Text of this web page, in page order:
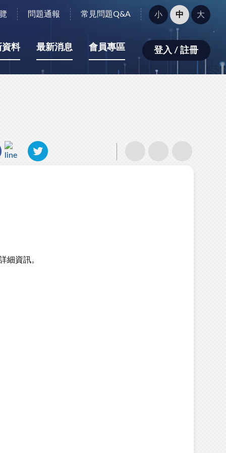
問題通報 常見問題Q&A
字
型
小：
小 中 大
資料 最新消息 會員專區 登入 / 註冊